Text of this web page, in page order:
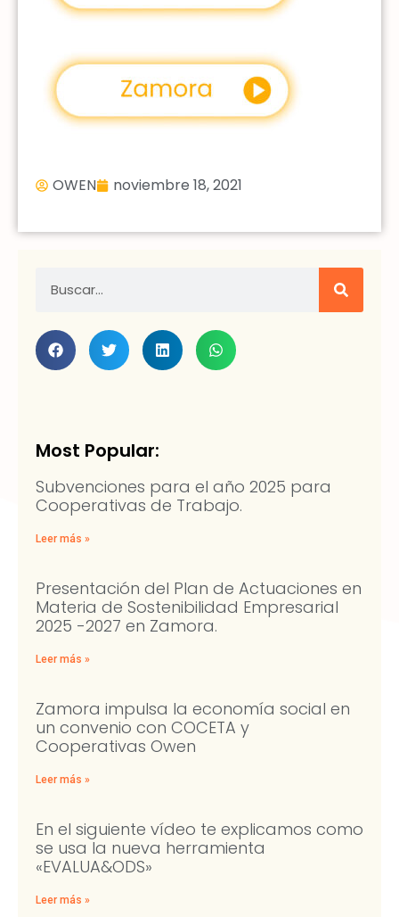
OWEN noviembre 18, 2021
Most Popular:
Subvenciones para el año 2025 para
Cooperativas de Trabajo.
Leer más »
Presentación del Plan de Actuaciones en
Materia de Sostenibilidad Empresarial
2025 -2027 en Zamora.
Leer más »
Zamora impulsa la economía social en
un convenio con COCETA y
Cooperativas Owen
Leer más »
En el siguiente vídeo te explicamos como
se usa la nueva herramienta
«EVALUA&ODS»
Leer más »